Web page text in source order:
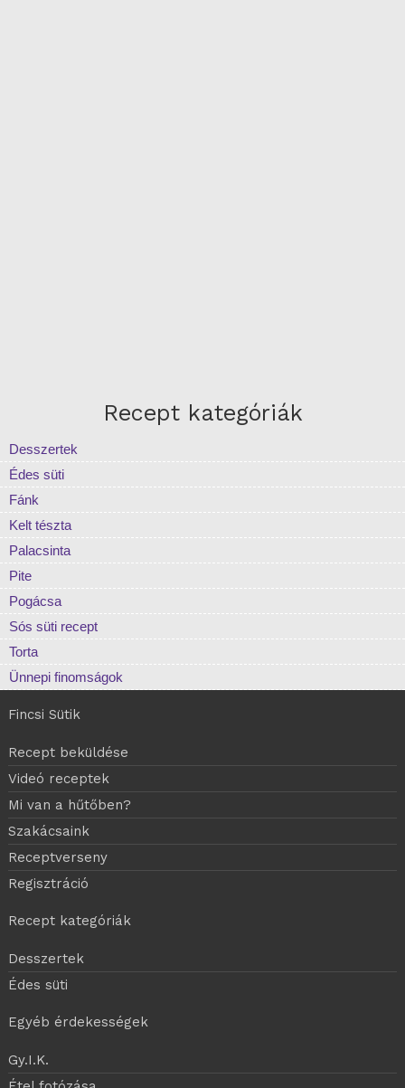
Recept kategóriák
Desszertek
Édes süti
Fánk
Kelt tészta
Palacsinta
Pite
Pogácsa
Sós süti recept
Torta
Ünnepi finomságok
Fincsi Sütik
Recept beküldése
Videó receptek
Mi van a hűtőben?
Szakácsaink
Receptverseny
Regisztráció
Recept kategóriák
Desszertek
Édes süti
Egyéb érdekességek
Gy.I.K.